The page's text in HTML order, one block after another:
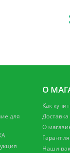
для
О
Как
Доставка
О
Гарантия
Наши